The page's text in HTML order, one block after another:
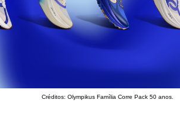
Créditos: Olympikus Família Corre Pack 50 anos.